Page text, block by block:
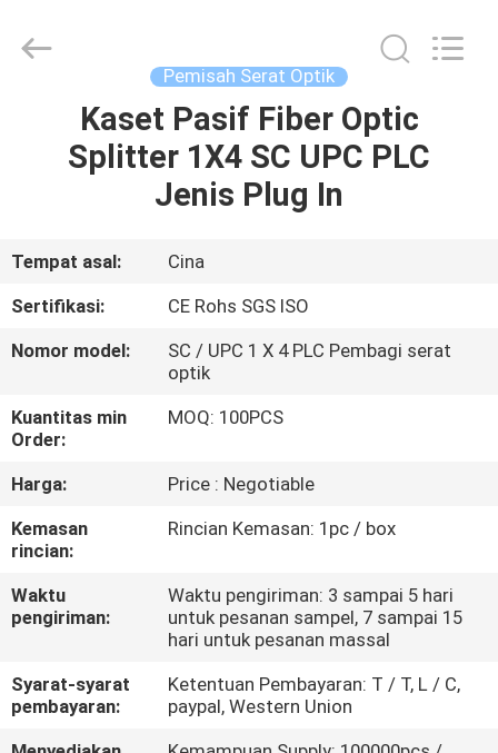
RUMAH
TENTANG
KAMI
TUR
PABRIK
KONTROL
KUALITAS
HUBUNGI
KAMI
BERITA
Rights
Pemisah Serat Optik
Kaset Pasif Fiber Optic
Splitter 1X4 SC UPC PLC
Jenis Plug In
Tempat asal:
Cina
Sertifikasi:
CE Rohs SGS ISO
Nomor model:
SC / UPC 1 X 4 PLC Pembagi serat
optik
Kuantitas min
Order:
MOQ: 100PCS
Harga:
Price : Negotiable
Kemasan
rincian:
Rincian Kemasan: 1pc / box
Waktu
pengiriman:
Waktu pengiriman: 3 sampai 5 hari
untuk pesanan sampel, 7 sampai 15
hari untuk pesanan massal
Syarat-syarat
pembayaran:
Ketentuan Pembayaran: T / T, L / C,
paypal, Western Union